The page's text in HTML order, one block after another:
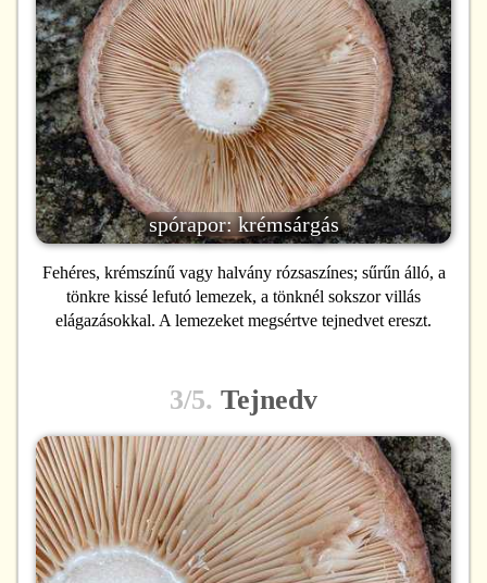
Fehéres, krémszínű vagy halvány rózsaszínes; sűrűn álló, a
tönkre kissé lefutó lemezek, a tönknél sokszor villás
elágazásokkal. A lemezeket megsértve tejnedvet ereszt.
spórapor: krémsárgás
3/5. Tejnedv